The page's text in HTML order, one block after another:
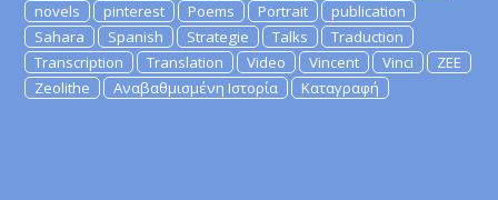
novels
pinterest Poems Portrait
publication
Sahara
Spanish Strategie Talks
Traduction
Transcription
Translation Video Vincent Vinci
ZEE
Zeolithe
Αναβαθμισμένη Ιστορία Καταγραφή